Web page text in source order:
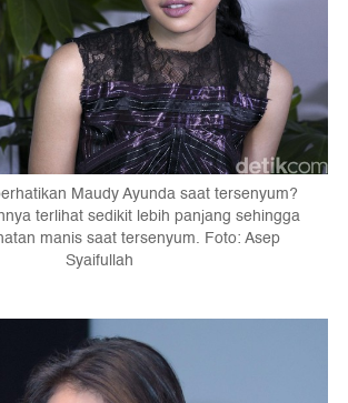
Maudy Ayunda saat tersenyum?
terlihat sedikit lebih panjang sehingga
manis saat tersenyum. Foto: Asep
Syaifullah